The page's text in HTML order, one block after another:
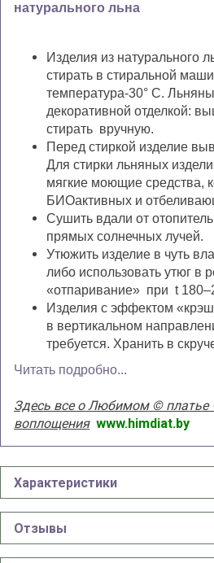
натурального льна
Изделия из натурального
стирать в стиральной
температура-30° С.
декоративной отделкой:
стирать вручную.
Перед стиркой изделие
Для стирки льняных
мягкие моющие средства,
БИОактивных и
Сушить вдали от
прямых солнечных лучей.
Утюжить изделие в чуть
либо использовать утюг в
«отпаривание» при t
Изделия с эффектом
в вертикальном
требуется. Хранить в
Читать подробно...
Здесь все о Любимом © платье
воплощения www.himdiat.by
Характеристики
Отзывы